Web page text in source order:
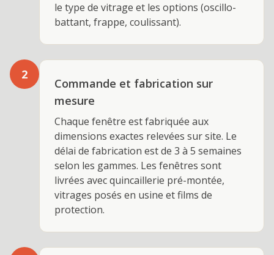
le type de vitrage et les options (oscillo-
battant, frappe, coulissant).
2
Commande et fabrication sur
mesure
Chaque fenêtre est fabriquée aux
dimensions exactes relevées sur site. Le
délai de fabrication est de 3 à 5 semaines
selon les gammes. Les fenêtres sont
livrées avec quincaillerie pré-montée,
vitrages posés en usine et films de
protection.